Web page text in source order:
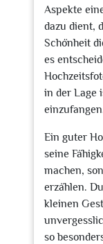
Aspekte
dazu dient,
Schönheit
es
in der Lage
Ein guter
seine
machen,
erzählen.
kleinen
so